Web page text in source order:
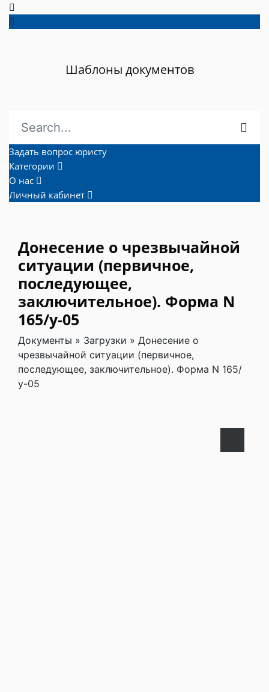
Шаблоны документов
Задать вопрос юристу
Категории
О нас
Личный кабинет
Донесение о чрезвычайной
ситуации (первичное,
последующее,
заключительное). Форма N
165/у-05
Документы » Загрузки » Донесение о
чрезвычайной ситуации (первичное,
последующее, заключительное). Форма N 165/
у-05